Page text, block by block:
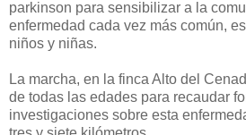
parkinson para sensibilizar a la
enfermedad cada vez más común,
niños y niñas.
La marcha, en la finca Alto del
de todas las edades para recaudar
investigaciones sobre esta